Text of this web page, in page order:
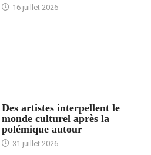
16 juillet 2026
Des artistes interpellent le
monde culturel après la
polémique autour
31 juillet 2026